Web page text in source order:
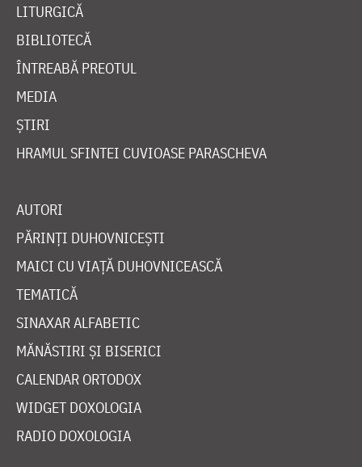
LITURGICĂ
BIBLIOTECĂ
ÎNTREABĂ PREOTUL
MEDIA
ȘTIRI
HRAMUL SFINTEI CUVIOASE PARASCHEVA
AUTORI
PĂRINȚI DUHOVNICEȘTI
MAICI CU VIAȚĂ DUHOVNICEASCĂ
TEMATICĂ
SINAXAR ALFABETIC
MĂNĂSTIRI ȘI BISERICI
CALENDAR ORTODOX
WIDGET DOXOLOGIA
RADIO DOXOLOGIA